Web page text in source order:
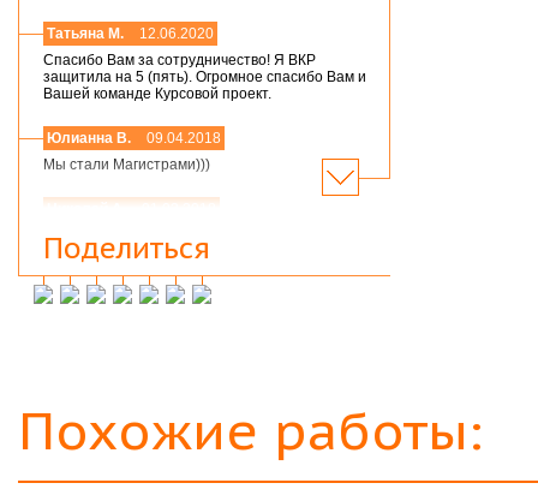
Татьяна М.
12.06.2020
Спасибо Вам за сотрудничество! Я ВКР
защитила на 5 (пять). Огромное спасибо Вам и
Вашей команде Курсовой проект.
Юлианна В.
09.04.2018
Мы стали Магистрами)))
Мария,добрый день! Спасибо большое.
Защитился на 4!всего доброго
Инна М.
14.03.2018
Ольга С.
09.02.2018
Курсовая на "5"! Спасибо огромное!!!
Поделиться
Похожие работы: